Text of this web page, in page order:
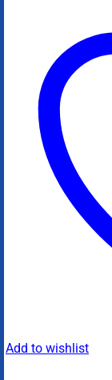
Add to wishlist